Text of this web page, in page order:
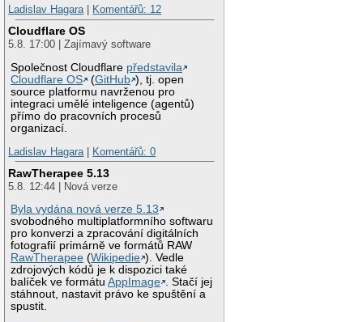
Ladislav Hagara| Komentářů: 12
Cloudflare OS
5.8. 17:00 | Zajímavý software
Společnost Cloudflare představila
Cloudflare OS
(GitHub ), tj. open
source platformu navrženou pro
integraci umělé inteligence (agentů)
přímo do pracovních procesů
organizací.
Ladislav Hagara| Komentářů: 0
RawTherapee 5.13
5.8. 12:44 | Nová verze
Byla vydána nová verze 5.13
svobodného multiplatformního softwaru
pro konverzi a zpracování digitálních
fotografií primárně ve formátů RAW
RawTherapee (Wikipedie ). Vedle
zdrojových kódů je k dispozici také
balíček ve formátuAppImage . Stačí jej
stáhnout, nastavit právo ke spuštění a
spustit.